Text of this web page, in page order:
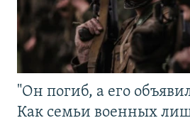
"Он погиб, а его
Как семьи военных